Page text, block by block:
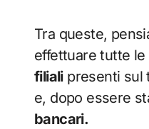
Tra queste,
effettuare tutte le
filialipresenti sul
e, dopo essere
bancari.